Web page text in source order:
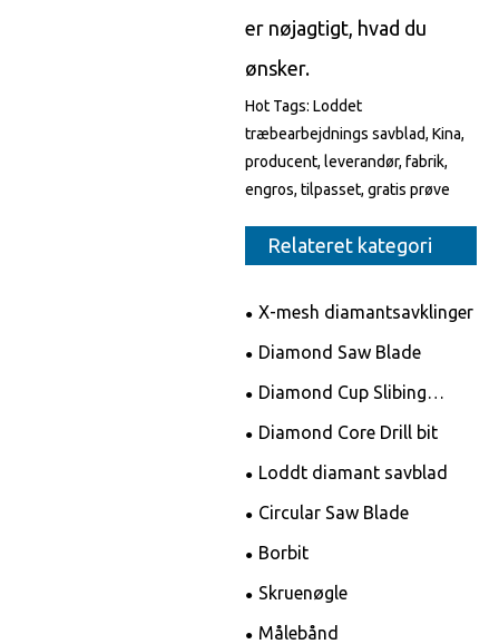
er nøjagtigt, hvad du
ønsker.
Hot Tags: Loddet
træbearbejdnings savblad, Kina,
producent, leverandør, fabrik,
engros, tilpasset, gratis prøve
Relateret kategori
X-mesh diamantsavklinger
Diamond Saw Blade
Diamond Cup Slibing
Wheels
Diamond Core Drill bit
Loddt diamant savblad
Circular Saw Blade
Borbit
Skruenøgle
Målebånd